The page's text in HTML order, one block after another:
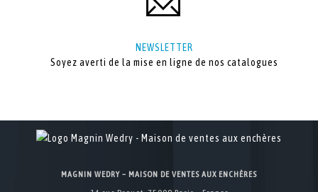
NEWSLETTER
Soyez averti de la mise en ligne de nos catalogues
MAGNIN WEDRY – MAISON DE VENTES AUX ENCHÈRES